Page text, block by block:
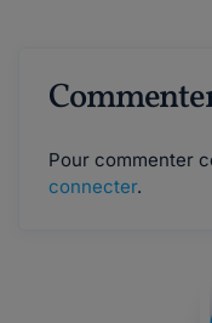
Pour commenter
connecter.